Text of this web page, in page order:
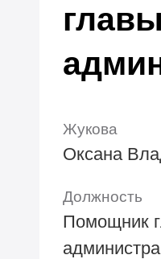
главы
Жукова
Оксана
Должность
Помощник